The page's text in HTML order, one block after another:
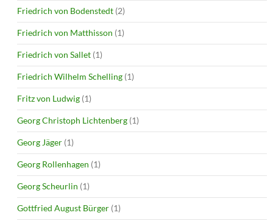
Friedrich von Bodenstedt (2)
Friedrich von Matthisson (1)
Friedrich von Sallet (1)
Friedrich Wilhelm Schelling (1)
Fritz von Ludwig (1)
Georg Christoph Lichtenberg (1)
Georg Jäger (1)
Georg Rollenhagen (1)
Georg Scheurlin (1)
Gottfried August Bürger (1)